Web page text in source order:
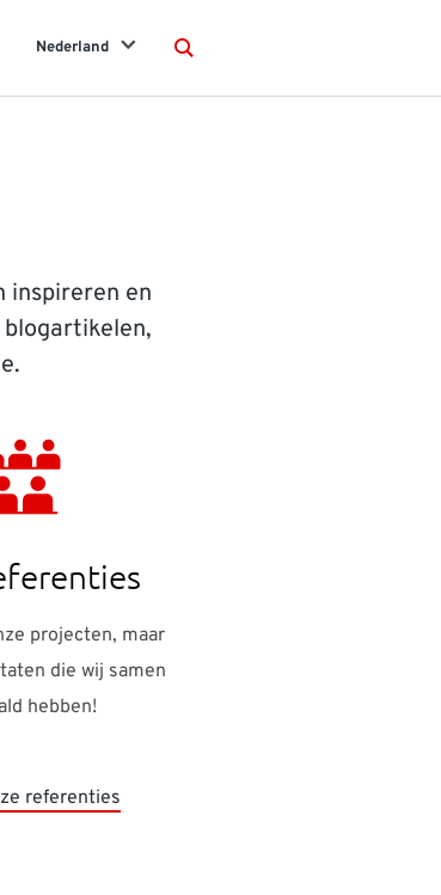
Nederland
Search
inspireren en
projecten, maar
die wij samen
hebben!
referenties